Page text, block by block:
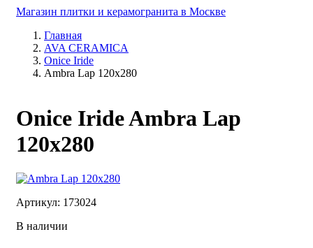
Магазин плитки и керамогранита в Москве
Главная
AVA CERAMICA
Onice Iride
Ambra Lap 120x280
Onice Iride Ambra Lap
120x280
Артикул: 173024
В наличии